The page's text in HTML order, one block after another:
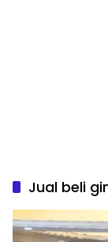
Jual beli